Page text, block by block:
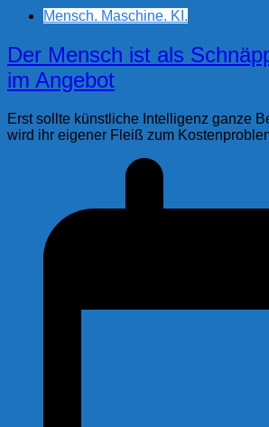
Mensch. Maschine. KI.
Der Mensch ist als
im Angebot
Erst sollte künstliche Intelligenz ganze
wird ihr eigener Fleiß zum